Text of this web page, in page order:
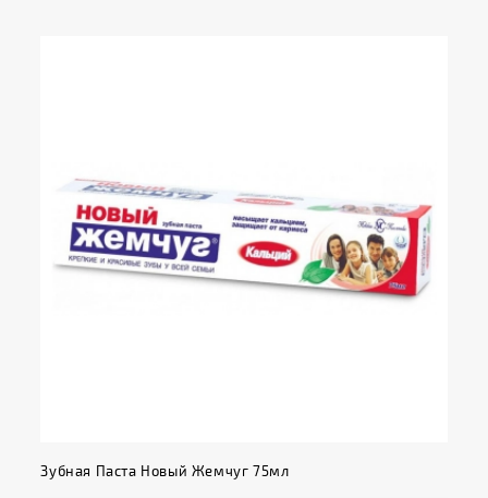
Зубная Паста Новый Жемчуг 75мл